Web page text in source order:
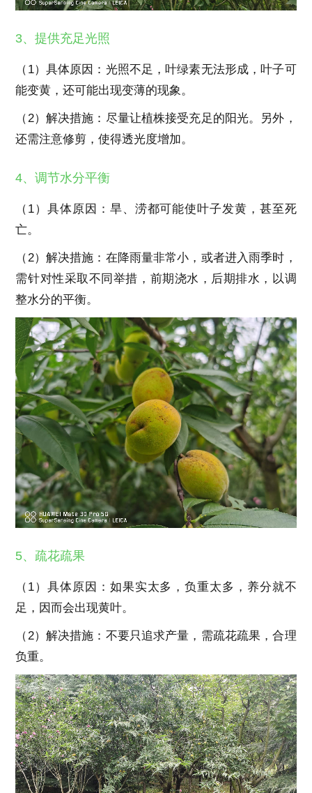
3、提供充足光照
（1）具体原因：光照不足，叶绿素无法形成，叶子可
能变黄，还可能出现变薄的现象。
（2）解决措施：尽量让植株接受充足的阳光。另外，
还需注意修剪，使得透光度增加。
4、调节水分平衡
（1）具体原因：旱、涝都可能使叶子发黄，甚至死
亡。
（2）解决措施：在降雨量非常小，或者进入雨季时，
需针对性采取不同举措，前期浇水，后期排水，以调
整水分的平衡。
5、疏花疏果
（1）具体原因：如果实太多，负重太多，养分就不
足，因而会出现黄叶。
（2）解决措施：不要只追求产量，需疏花疏果，合理
负重。